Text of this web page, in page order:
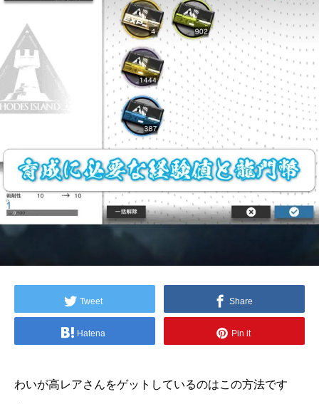
Tweet Share
Hatena Pin it
わいが高レアさんをゲットしているのはこの方法です